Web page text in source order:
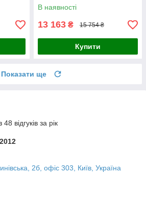
В наявності
13 163 ₴ 15 754 ₴
Купити
Показати ще
відгуків за рік
2б, офіс 303, Київ, Україна